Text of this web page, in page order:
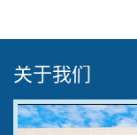
关于我们